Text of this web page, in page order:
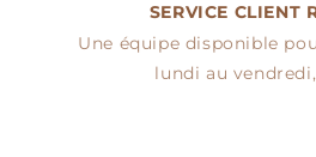
SERVICE CLIENT
Une équipe disponible
lundi au